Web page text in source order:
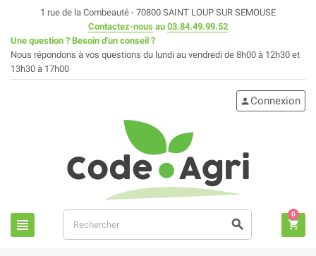
1 rue de la Combeauté - 70800 SAINT LOUP SUR SEMOUSE
Contactez-nous au 03.84.49.99.52
Une question ? Besoin d'un conseil ?
Nous répondons à vos questions du lundi au vendredi de 8h00 à 12h30 et
13h30 à 17h00
view_headline search
person Connexion
shopping_cart
0